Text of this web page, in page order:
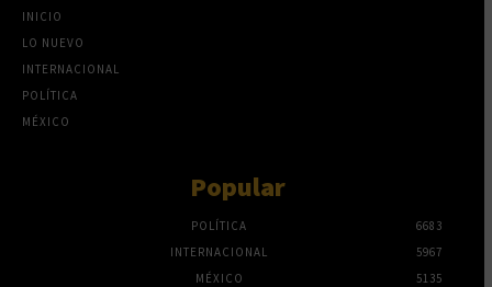
INICIO
LO NUEVO
INTERNACIONAL
POLÍTICA
MÉXICO
Popular
POLÍTICA
6683
INTERNACIONAL
5967
MÉXICO
5135